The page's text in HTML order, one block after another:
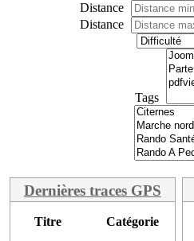
Distance
Distance
Tags
Dernières traces GPS
Titre
Catégorie